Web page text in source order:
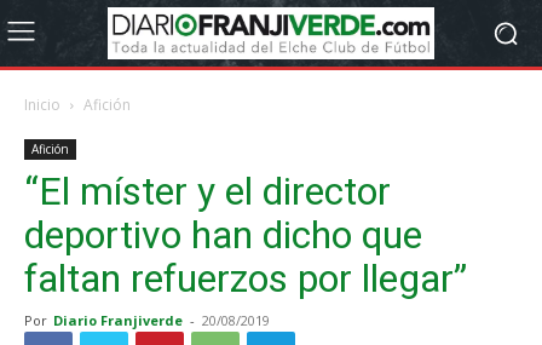
Inicio Afición
Afición
“El míster y el director
deportivo han dicho que
faltan refuerzos por llegar”
Por Diario Franjiverde - 20/08/2019